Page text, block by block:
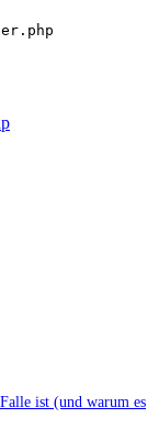
ist (und warum es